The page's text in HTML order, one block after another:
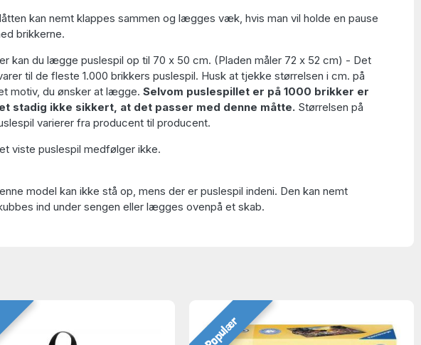
kan nemt klappes sammen og lægges væk, hvis man vil holde en pause
brikkerne.
kan du lægge puslespil op til 70 x 50 cm. (Pladen måler 72 x 52 cm) - Det
til de fleste 1.000 brikkers puslespil. Husk at tjekke størrelsen i cm. på
motiv, du ønsker at lægge. Selvom puslespillet er på 1000 brikker er
stadig ikke sikkert, at det passer med denne måtte. Størrelsen på
varierer fra producent til producent.
viste puslespil medfølger ikke.
model kan ikke stå op, mens der er puslespil indeni. Den kan nemt
ind under sengen eller lægges ovenpå et skab.
Populær